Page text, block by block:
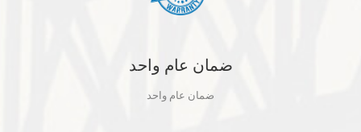
ضمان عام واحد
ضمان عام واحد